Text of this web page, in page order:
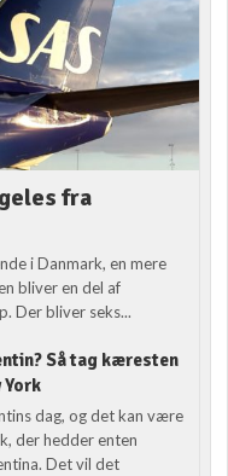
fra
i Danmark, en mere
bliver en del af
Der bliver seks...
Så tag kæresten
York
dag, og det kan være
der hedder enten
Det vil det